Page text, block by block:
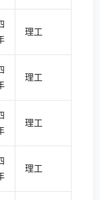
理工
理工
理工
理工